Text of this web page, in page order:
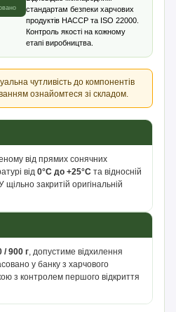
стандартам безпеки харчових
продуктів HACCP та ISO 22000.
Контроль якості на кожному
етапі виробництва.
чутливість до компонентів
ознайомтеся зі складом.
від прямих сонячних
від0°С до +25°С та відносній
У щільно закритій оригінальній
/ 900 г , допустиме відхилення
у банку з харчового
з контролем першого відкриття